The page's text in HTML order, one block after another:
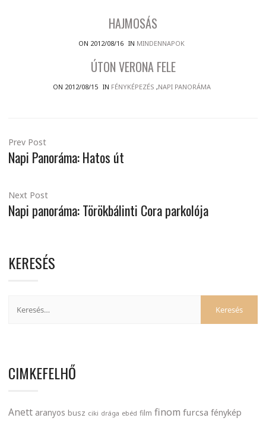
HAJMOSÁS
ON 2012/08/16 IN MINDENNAPOK
ÚTON VERONA FELE
ON 2012/08/15 IN FÉNYKÉPEZÉS ,NAPI PANORÁMA
Prev Post
Napi Panoráma: Hatos út
Next Post
Napi panoráma: Törökbálinti Cora parkolója
KERESÉS
CIMKEFELHŐ
Anett aranyos busz ciki drága ebéd film finom furcsa fénykép